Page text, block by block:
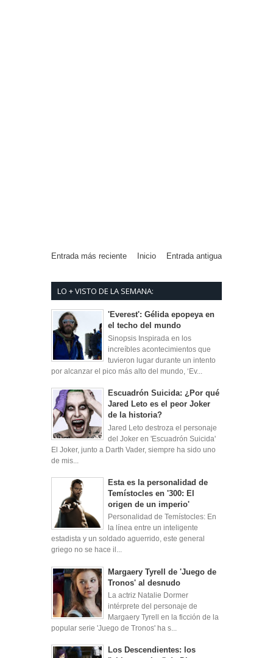
Entrada más reciente Entrada antigua
Inicio
LO + VISTO DE LA SEMANA:
'Everest': Gélida epopeya en
el techo del mundo
Sinopsis Inspirada en los
increíbles acontecimientos que
tuvieron lugar durante un intento
por alcanzar el pico más alto del mundo, ‘Ev...
Escuadrón Suicida: ¿Por qué
Jared Leto es el peor Joker
de la historia?
Jared Leto destroza el personaje
del Joker en 'Escuadrón Suicida'
El Joker, junto a Darth Vader, siempre ha sido uno
de mis...
Esta es la personalidad de
Temístocles en '300: El
origen de un imperio'
Personalidad de Temístocles: En
la línea entre un inteligente
estadista y un soldado aguerrido, este general
griego no se hace il...
Margaery Tyrell de 'Juego de
Tronos' al desnudo
La actriz Natalie Dormer
intérprete del personaje de
Margaery Tyrell en la ficción de la
popular serie 'Juego de Tronos' ha s...
Los Descendientes: los